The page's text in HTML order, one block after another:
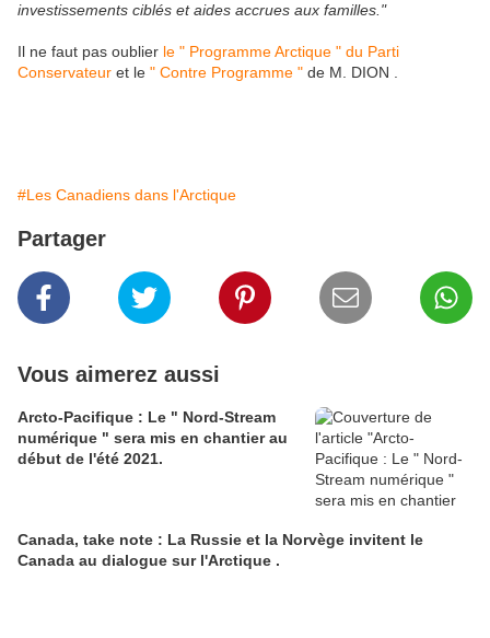
investissements ciblés et aides accrues aux familles."
Il ne faut pas oublier le " Programme Arctique " du Parti
Conservateur et le " Contre Programme " de M. DION .
#Les Canadiens dans l'Arctique
Partager
Vous aimerez aussi
Arcto-Pacifique : Le " Nord-Stream
numérique " sera mis en chantier au
début de l'été 2021.
Canada, take note : La Russie et la Norvège invitent le
Canada au dialogue sur l'Arctique .